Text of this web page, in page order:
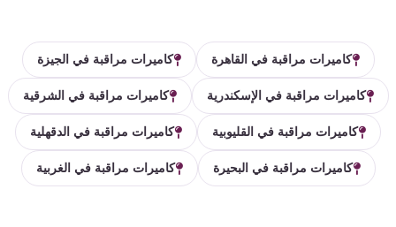
كاميرات مراقبة في القاهرة كاميرات مراقبة في الجيزة
كاميرات مراقبة في الإسكندرية كاميرات مراقبة في الشرقية
كاميرات مراقبة في القليوبية كاميرات مراقبة في الدقهلية
كاميرات مراقبة في البحيرة كاميرات مراقبة في الغربية